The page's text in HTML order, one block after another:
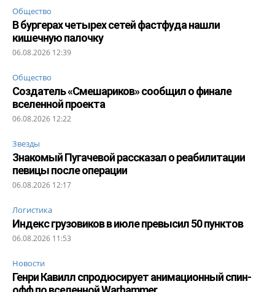
Общество
В бургерах четырех сетей фастфуда нашли
кишечную палочку
06.08.2026 12:39
Общество
Создатель «Смешариков» сообщил о финале
вселенной проекта
06.08.2026 12:22
Звезды
Знакомый Пугачевой рассказал о реабилитации
певицы после операции
06.08.2026 12:17
Логистика
Индекс грузовиков в июле превысил 50 пунктов
06.08.2026 11:53
Новости
Генри Кавилл спродюсирует анимационный спин-